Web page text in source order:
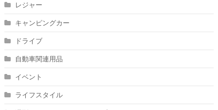
レジャー
キャンピングカー
ドライブ
自動車関連用品
イベント
ライフスタイル